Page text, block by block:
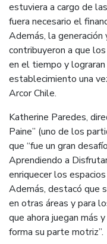
estuviera a cargo de
fuera necesario el
Además, la
contribuyeron a que
en el tiempo y
establecimiento una
Arcor Chile.
Katherine Paredes,
Paine” (uno de los
que “fue un gran
Aprendiendo a
enriquecer los
Además, destacó que
en otras áreas y para
que ahora juegan más
forma su parte motriz”.